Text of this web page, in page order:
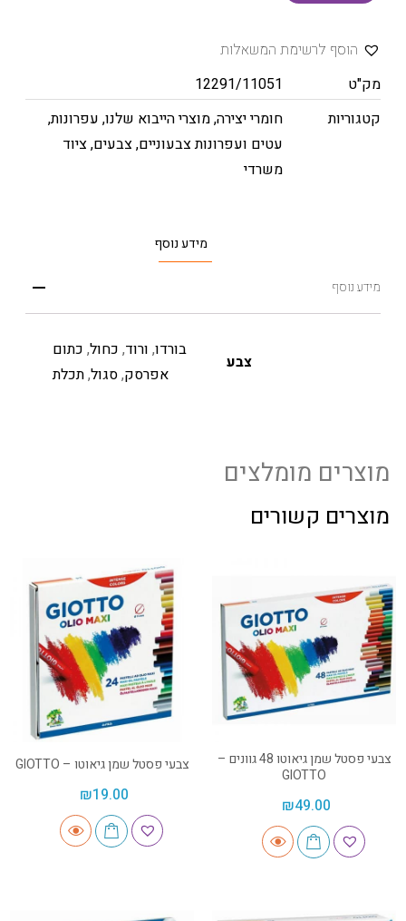
הוסף לרשימת המשאלות
מק"ט
12291/11051
קטגוריות
חומרי יצירה,מוצרי הייבוא שלנו, עפרונות,
עטים ועפרונות צבעוניים,צבעים,ציוד
משרדי
מידע נוסף
מידע נוסף
צבע
בורדו, ורוד, כחול, כתום
אפרסק,סגול,תכלת
מוצרים מומלצים
מוצרים קשורים
צבעי פסטל שמן גיאוטו 48 גוונים –
GIOTTO
₪49.00
צבעי פסטל שמן גיאוטו – GIOTTO
₪19.00